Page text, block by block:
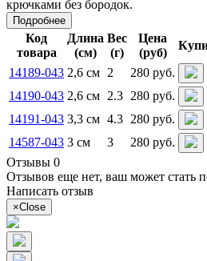
крючками без бородок.
Подробнее
Код
товара
Длина
(см)
Вес
(г)
Цена
(руб)
14189-043 2,6 см 2
280 руб.
14190-043 2,6 см 2.3 280 руб.
14191-043 3,3 см 4.3 280 руб.
14587-043 3 см 3
280 руб.
Отзывы 0
Отзывов еще нет, ваш может стать
Написать отзыв
×Close